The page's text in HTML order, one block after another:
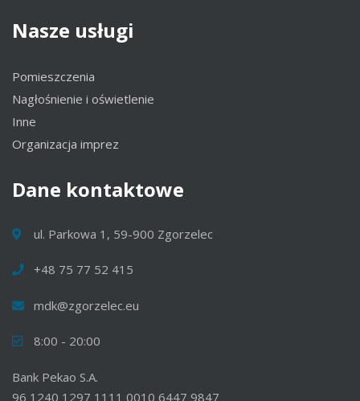
Nasze usługi
Pomieszczenia
Nagłośnienie i oświetlenie
Inne
Organizacja imprez
Dane kontaktowe
ul. Parkowa 1, 59-900 Zgorzelec
+48 75 77 52 415
mdk@zgorzelec.eu
8:00 - 20:00
Bank Pekao S.A.
96 1240 1297 1111 0010 6447 9847